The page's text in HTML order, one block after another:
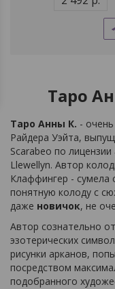
Таро
Таро Анны К. -
Райдера Уэйта,
Scarabeo по
Llewellyn. Автор
Клаффингер -
понятную колоду с
даже новичок, не
Автор сознательно
эзотерических
рисунки арканов,
посредством
подобранного